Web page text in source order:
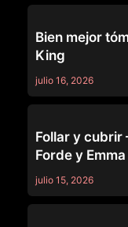
Bien mejor
King
julio 16, 2026
Follar y cubrir
Forde y
julio 15, 2026